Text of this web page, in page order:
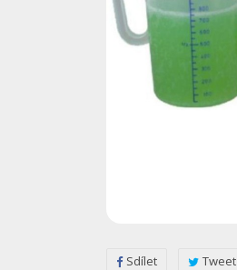
Sdílet Tweet